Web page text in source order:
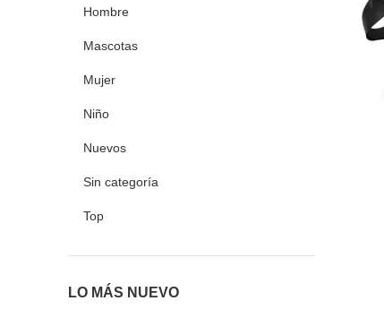
Hombre
Mascotas
Mujer
Niño
Nuevos
Sin categoría
Top
LO MÁS NUEVO